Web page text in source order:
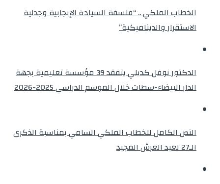
الخطاب الملكي .. “فلسفة السيادة الإيجابية وجدلية
الاستقرار والديناميكية”
الدكتور نوفل كديلي يتفقد 39 مؤسسة تعليمية بجهة
الدار البيضاء-سطات خلال الموسم الدراسي 2025-2026
النص الكامل للخطاب الملكي السامي بمناسبة الذكرى
الـ27 لعيد العرش المجيد